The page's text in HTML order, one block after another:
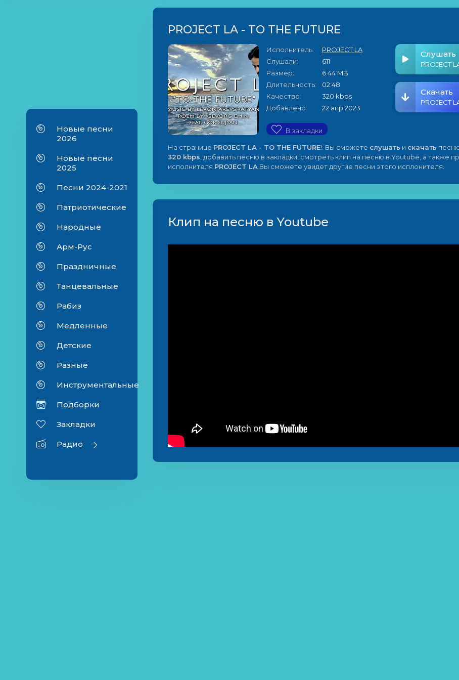
Новые песни
2026
Новые песни
2025
Песни 2024-2021
Патриотические
Народные
Арм-Рус
Праздничные
Танцевальные
Рабиз
Медленные
Детские
Разные
Инструментальные
Подборки
Закладки
Радио
PROJECT LA - TO THE FUTURE
Исполнитель:
PROJECT LA
Слушали:
611
Размер:
6.44 MB
Длительность:
02:48
Качество:
320 kbps
Добавлено:
22 апр 2023
В закладки
Слушать
Скачать
На странице PROJECT LA - TO THE FUTURE!. Вы сможете слушать и скачать
320 kbps , добавить песню в закладки, смотреть клип на песню в Youtube, а также
исполнителя PROJECT LA Вы сможете увидет другие песни этого исплонителя.
Клип на песню в Youtube